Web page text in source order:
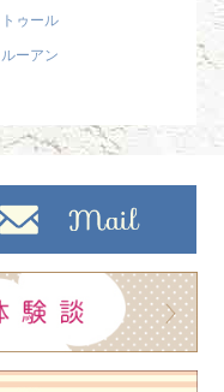
トゥール
ルーアン